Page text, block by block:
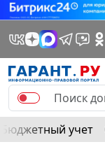
Бюджетный учет